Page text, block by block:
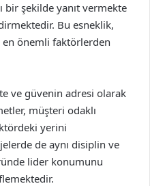
bir şekilde yanıt vermekte
Bu esneklik,
önemli faktörlerden
ve güvenin adresi olarak
müşteri odaklı
yerini
de aynı disiplin ve
lider konumunu